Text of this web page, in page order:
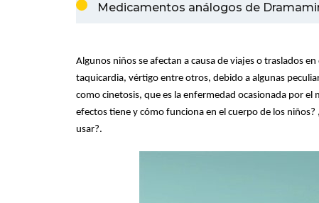
Medicamentos análogos de
Algunos niños se afectan a causa de viajes o traslados
taquicardia, vértigo entre otros, debido a algunas
como cinetosis, que es la enfermedad ocasionada por
efectos tiene y cómo funciona en el cuerpo de los
usar?.